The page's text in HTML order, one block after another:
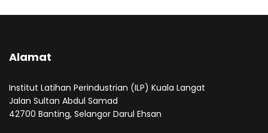
Alamat
Institut Latihan Perindustrian (ILP) Kuala Langat
Jalan Sultan Abdul Samad
42700 Banting, Selangor Darul Ehsan